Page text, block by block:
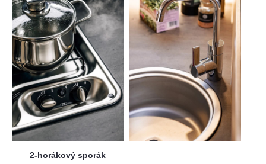
2-horákový sporák